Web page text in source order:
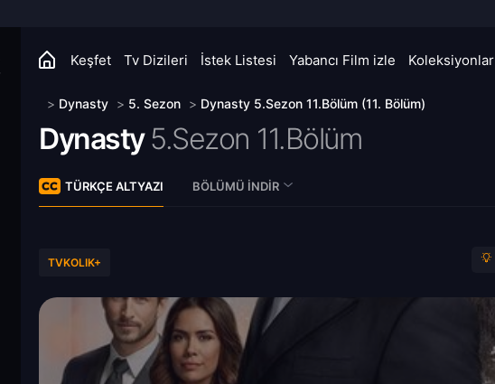
Keşfet Tv Dizileri İstek Listesi Yabancı Film izle Koleksiyonlar
> Dynasty > 5. Sezon > Dynasty 5.Sezon 11.Bölüm (11. Bölüm)
Dynasty 5.Sezon 11.Bölüm
TÜRKÇE ALTYAZI BÖLÜMÜ İNDIR
TVKOLIK+